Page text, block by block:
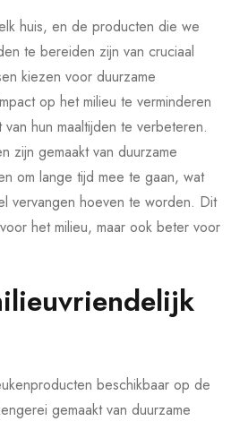
huis, en de producten die we
te bereiden zijn van cruciaal
kiezen voor duurzame
op het milieu te verminderen
hun maaltijden te verbeteren.
zijn gemaakt van duurzame
om lange tijd mee te gaan, wat
vervangen hoeven te worden. Dit
het milieu, maar ook beter voor
beschikbaar op de
gemaakt van duurzame